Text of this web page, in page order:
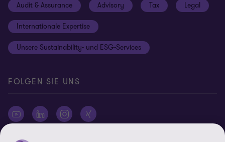
Hinweisgebersystem
Login
Newsletter Anmeldung
Informationspflichten DS-GVO
Rechtliche Hinweise
Cookie-Einstellungen
Audit & Assurance Advisory Tax Legal
Internationale Expertise
Unsere Sustainability- und ESG-Services
FOLGEN SIE UNS